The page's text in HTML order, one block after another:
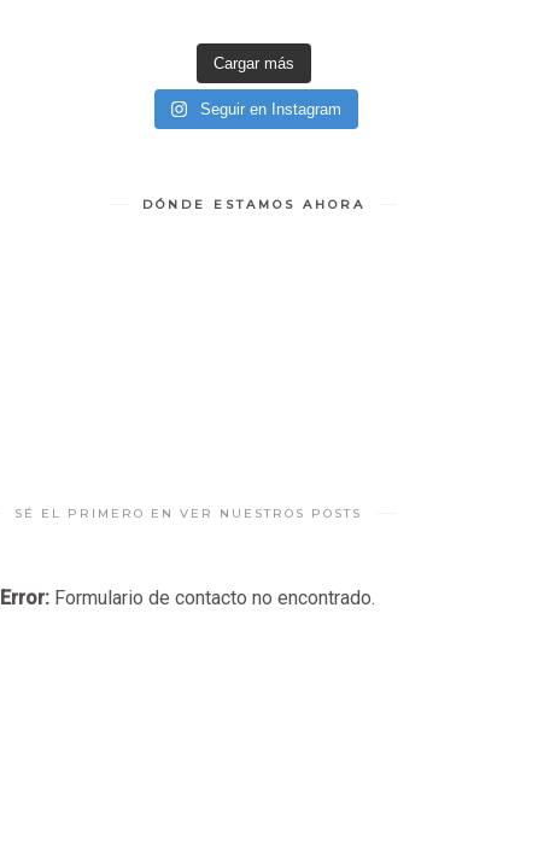
Cargar más
Seguir en Instagram
DÓNDE ESTAMOS AHORA
SÉ EL PRIMERO EN VER NUESTROS POSTS
Error: Formulario de contacto no encontrado.